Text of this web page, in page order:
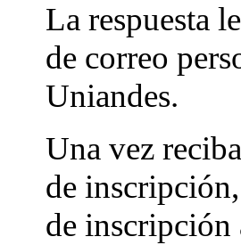
La respuesta
de correo
Uniandes.
Una vez
de
de inscripción